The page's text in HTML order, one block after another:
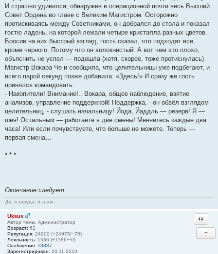
И страшно удивился, обнаружив в операционной почти весь Высший
Совет Ордена во главе с Великим Магистром. Осторожно
протискиваясь между Советниками, он добрался до стола и показал
гостю ладонь, на которой лежали четыре кристалла разных цветов.
Бросив на них быстрый взгляд, гость сказал, что подходят все,
кроме чёрного. Потому что он волокнистый. А вот чем это плохо,
объяснить не успел — подошла (хотя, скорее, тоже протиснулась)
Магистр Вокара Че и сообщила, что целительницы уже подбегают, и
всего парой секунд позже добавила: «Здесь!» И сразу же гость
принялся командовать:
- Накопители! Внимание!.. Вокара, общее наблюдение, взятие
анализов, управление поддержкой! Поддержка, - он обвёл взглядом
целительниц, - слушать начальницу! Йода, Йаддль — резерв! Я —
шея! Остальным — работаете в две смены! Меняетесь каждые два
часа! Или если почувствуете, что больше не можете. Теперь —
первая смена…
* * *
Окончание следует
Да, я зануда, я знаю...
Uksus
Автор темы, Администратор
Возраст: 62
Репутация: 24900 (+24975/−75)
Лояльность: 1586 (+1586/−0)
Сообщения: 13337
Зарегистрирован: 20.11.2010
−